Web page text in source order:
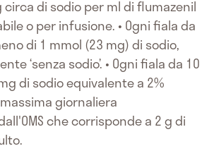
di sodio per ml di flumazenil
o per infusione. • Ogni fiala da
di 1 mmol (23 mg) di sodio,
‘senza sodio’. • Ogni fiala da 10
di sodio equivalente a 2%
giornaliera
che corrisponde a 2 g di